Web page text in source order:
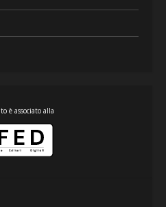
è associato alla